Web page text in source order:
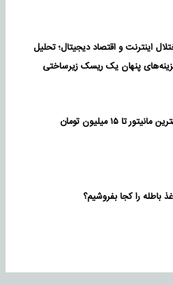
اینترنت و اقتصاد دیجیتال؛ تحلیل
پنهان یک ریسک زیرساختی
مانیتور تا ۱۵ میلیون تومان
باطله را کجا بفروشیم؟